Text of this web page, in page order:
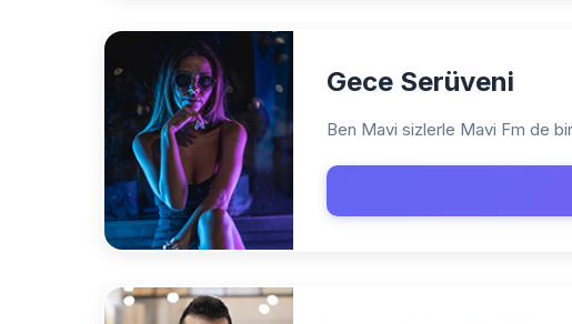
Gece Serüveni
Ben Mavi sizlerle Mavi Fm de